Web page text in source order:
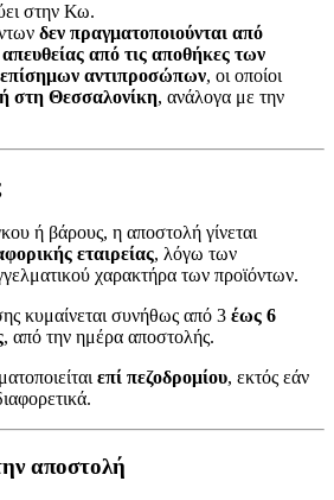
στην Κω.
δεν πραγματοποιούνται από
απευθείας από τις αποθήκες των
αντιπροσώπων, οι οποίοι
στη Θεσσαλονίκη, ανάλογα με την
ή βάρους, η αποστολή γίνεται
εταιρείας, λόγω των
χαρακτήρα των προϊόντων.
κυμαίνεται συνήθως από 3 έως 6
, από την ημέρα αποστολής.
επί πεζοδρομίου, εκτός εάν
αποστολή